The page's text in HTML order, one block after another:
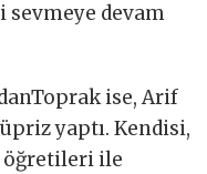
sevmeye devam
ise, Arif
yaptı. Kendisi,
öğretileri ile